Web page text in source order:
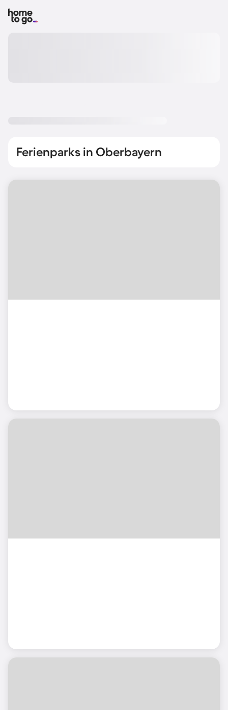
Ferienparks in Oberbayern